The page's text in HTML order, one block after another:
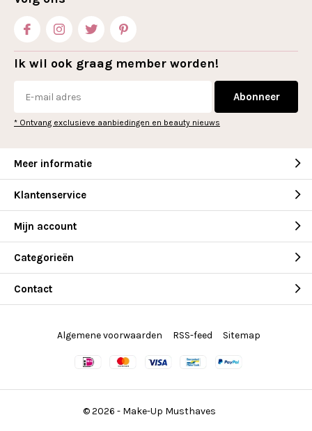
Ik wil ook graag member worden!
Abonneer
* Ontvang exclusieve aanbiedingen en beauty nieuws
Meer informatie
Klantenservice
Mijn account
Categorieën
Contact
© 2026 - Make-Up Musthaves
Algemene voorwaarden RSS-feed Sitemap